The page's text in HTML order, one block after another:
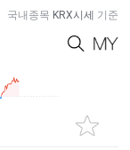
국내종목 KRX시세 기준